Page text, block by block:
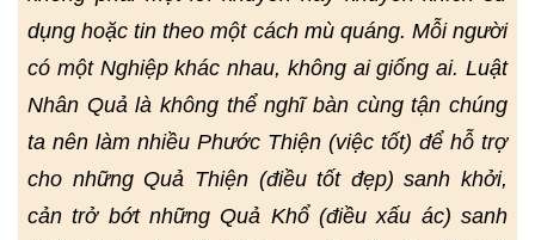
dụng hoặc tin theo một cách mù quáng. Mỗi người
có một Nghiệp khác nhau, không ai giống ai. Luật
Nhân Quả là không thể nghĩ bàn cùng tận chúng
ta nên làm nhiều Phước Thiện (việc tốt) để hỗ trợ
cho những Quả Thiện (điều tốt đẹp) sanh khởi,
cản trở bớt những Quả Khổ (điều xấu ác) sanh